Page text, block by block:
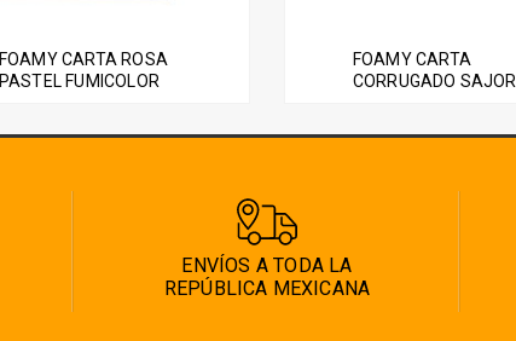
FOAMY CARTA ROSA
PASTEL FUMICOLOR
FOAMY CARTA
CORRUGADO SAJOR
opciones
pueden
la
página
de
ENVÍOS A TODA LA
REPÚBLICA MEXICANA